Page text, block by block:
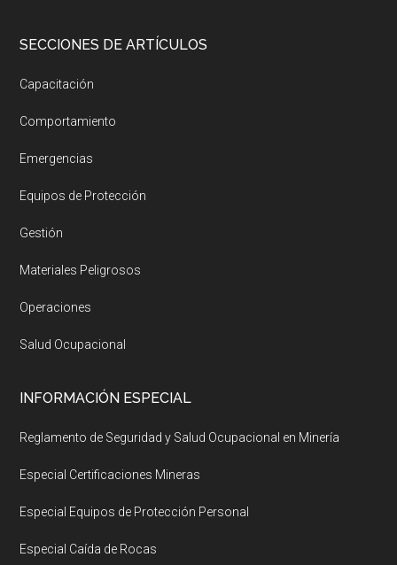
SECCIONES DE ARTÍCULOS
Capacitación
Comportamiento
Emergencias
Equipos de Protección
Gestión
Materiales Peligrosos
Operaciones
Salud Ocupacional
INFORMACIÓN ESPECIAL
Reglamento de Seguridad y Salud Ocupacional en Minería
Especial Certificaciones Mineras
Especial Equipos de Protección Personal
Especial Caída de Rocas